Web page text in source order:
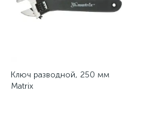
Ключ разводной, 250 мм
Matrix